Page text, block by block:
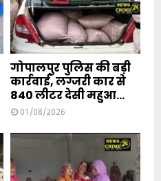
गोपालपुर पुलिस की बड़ी
कार्रवाई, लग्जरी कार से
840 लीटर देसी महुआ...
01/08/2026